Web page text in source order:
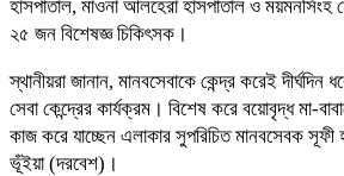
হাসপাতাল, মাওনা আলহেরা হাসপাতাল ও ময়মনসিংহ
২৫ জন বিশেষজ্ঞ চিকিৎসক।
স্থানীয়রা জানান, মানবসেবাকে কেন্দ্র করেই দীর্ঘদিন
সেবা কেন্দ্রের কার্যক্রম। বিশেষ করে বয়োবৃদ্ধ মা-
কাজ করে যাচ্ছেন এলাকার সুপরিচিত মানবসেবক
ভূঁইয়া (দরবেশ)।